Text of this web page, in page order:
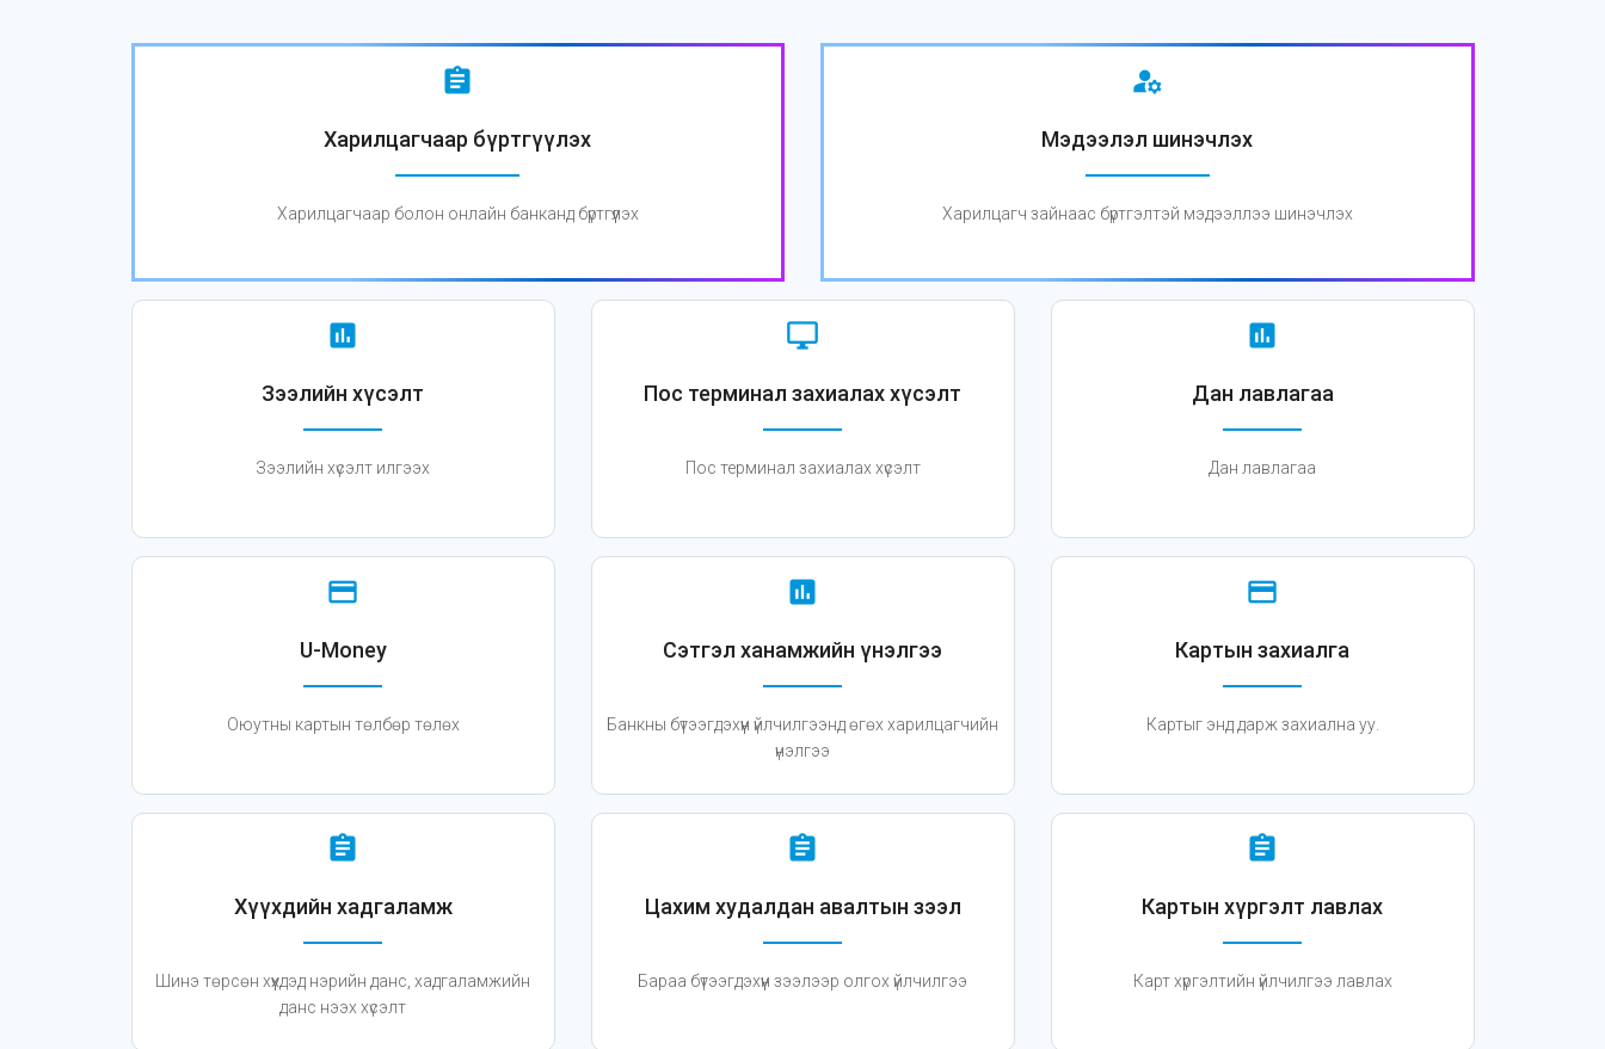
assignment
Харилцагчаар бүртгүүлэх
Харилцагчаар болон онлайн банканд бүртгүүлэх
manage_accounts
Мэдээлэл шинэчлэх
Харилцагч зайнаас бүртгэлтэй мэдээллээ шинэчлэх
assessment
Зээлийн хүсэлт
Зээлийн хүсэлт илгээх
desktop_windows
Пос терминал захиалах хүсэлт
Пос терминал захиалах хүсэлт
assessment
Дан лавлагаа
Дан лавлагаа
credit_card
U-Money
Оюутны картын төлбөр төлөх
assessment
Сэтгэл ханамжийн үнэлгээ
Банкны бүтээгдэхүүн үйлчилгээнд өгөх харилцагчийн
үнэлгээ
credit_card
Картын захиалга
Картыг энд дарж захиална уу.
assignment
Хүүхдийн хадгаламж
Шинэ төрсөн хүүхдэд нэрийн данс, хадгаламжийн
данс нээх хүсэлт
assignment
Цахим худалдан авалтын зээл
Бараа бүтээгдэхүүн зээлээр олгох үйлчилгээ
assignment
Картын хүргэлт лавлах
Карт хүргэлтийн үйлчилгээ лавлах